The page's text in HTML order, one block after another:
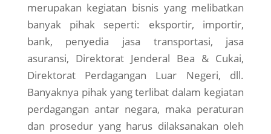
merupakan kegiatan bisnis yang melibatkan
banyak pihak seperti: eksportir, importir,
bank, penyedia jasa transportasi, jasa
asuransi, Direktorat Jenderal Bea & Cukai,
Direktorat Perdagangan Luar Negeri, dll.
Banyaknya pihak yang terlibat dalam kegiatan
perdagangan antar negara, maka peraturan
dan prosedur yang harus dilaksanakan oleh